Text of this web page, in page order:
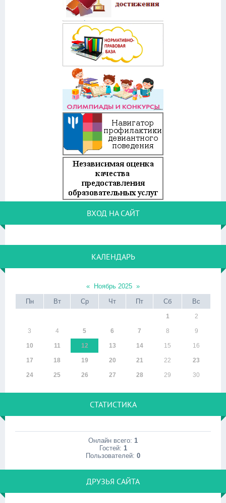
ВХОД НА САЙТ
КАЛЕНДАРЬ
« Ноябрь 2025 »
Пн
Вт Ср Чт Пт Сб Вс
1 2
3 4 5 6 7 8 9
10 11 12 13 14 15 16
17 18 19 20 21 22 23
24 25 26 27 28 29 30
СТАТИСТИКА
Онлайн всего: 1
Гостей: 1
Пользователей: 0
ДРУЗЬЯ САЙТА